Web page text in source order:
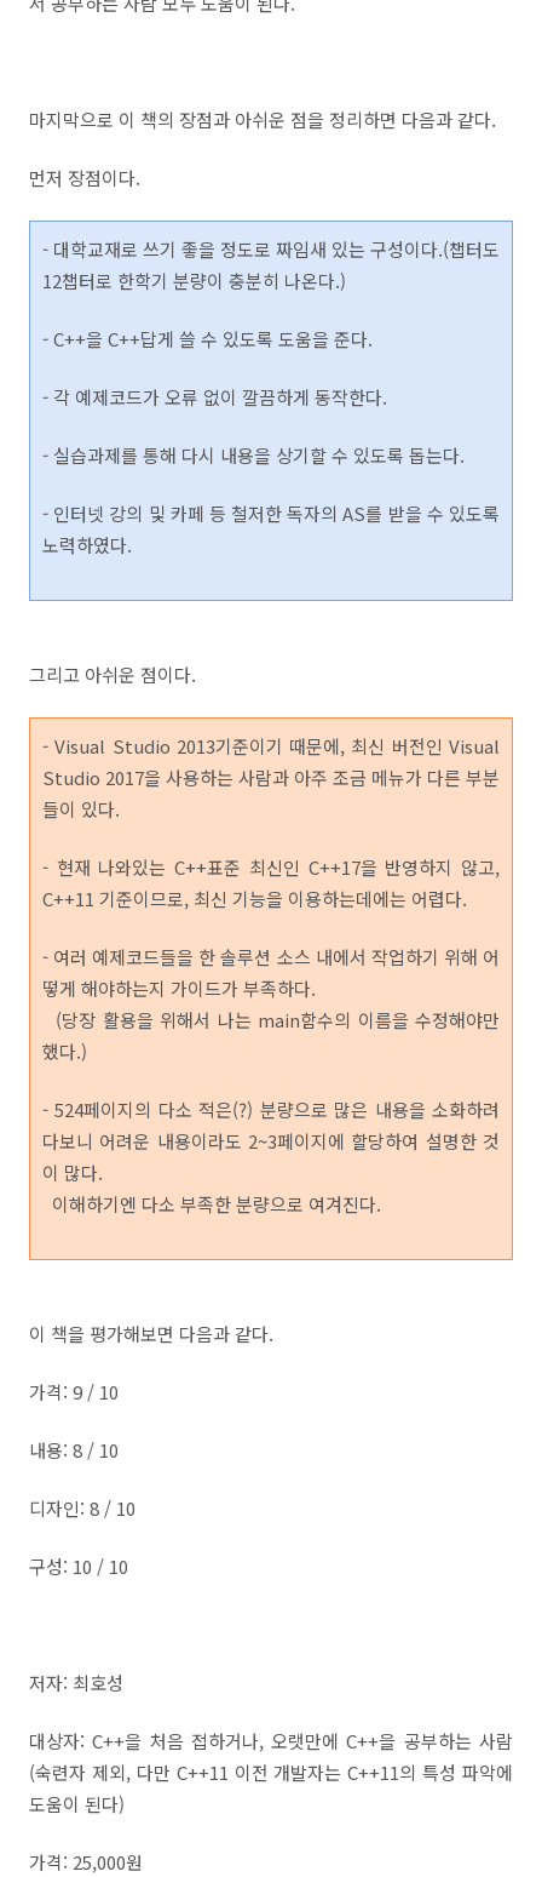
마지막으로 이 책의 장점과 아쉬운 점을 정리하면 다음과 같다.
먼저 장점이다.
- 대학교재로 쓰기 좋을 정도로 짜임새 있는 구성이다.(챕터도
12챕터로 한학기 분량이 충분히 나온다.)
- C++을 C++답게 쓸 수 있도록 도움을 준다.
- 각 예제코드가 오류 없이 깔끔하게 동작한다.
- 실습과제를 통해 다시 내용을 상기할 수 있도록 돕는다.
- 인터넷 강의 및 카페 등 철저한 독자의 AS를 받을 수 있도록
노력하였다.
그리고 아쉬운 점이다.
- Visual Studio 2013기준이기 때문에, 최신 버전인 Visual
Studio 2017을 사용하는 사람과 아주 조금 메뉴가 다른 부분
들이 있다.
- 현재 나와있는 C++표준 최신인 C++17을 반영하지 않고,
C++11 기준이므로, 최신 기능을 이용하는데에는 어렵다.
- 여러 예제코드들을 한 솔루션 소스 내에서 작업하기 위해 어
떻게 해야하는지 가이드가 부족하다.
(당장 활용을 위해서 나는 main함수의 이름을 수정해야만
했다.)
- 524페이지의 다소 적은(?) 분량으로 많은 내용을 소화하려
다보니 어려운 내용이라도 2~3페이지에 할당하여 설명한 것
이 많다.
이해하기엔 다소 부족한 분량으로 여겨진다.
이 책을 평가해보면 다음과 같다.
가격: 9 / 10
내용: 8 / 10
디자인: 8 / 10
구성: 10 / 10
저자: 최호성
대상자: C++을 처음 접하거나, 오랫만에 C++을 공부하는 사람
(숙련자 제외, 다만 C++11 이전 개발자는 C++11의 특성 파악에
도움이 된다)
가격: 25,000원